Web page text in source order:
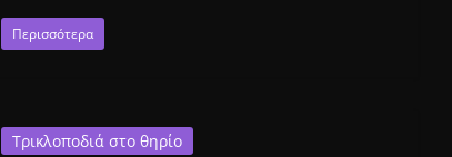
Περισσότερα
Τρικλοποδιά στο θηρίο